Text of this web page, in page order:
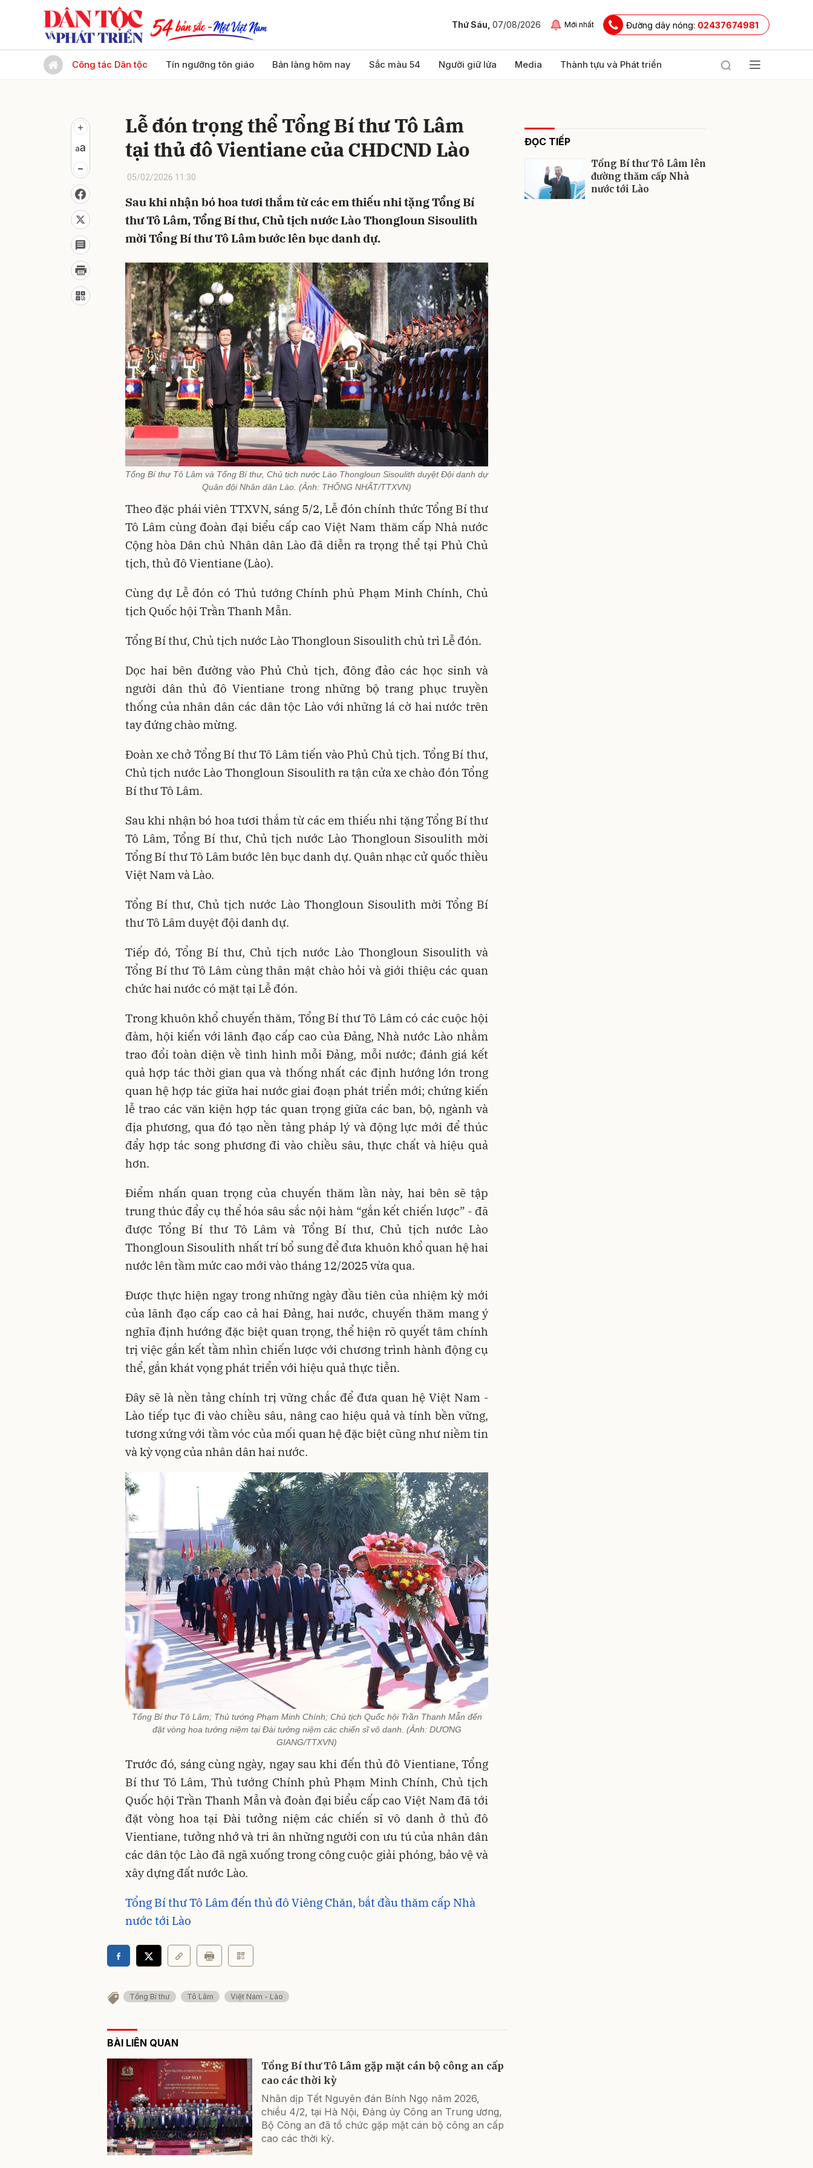
Thứ Sáu, 07/08/2026 Mới nhất Đường dây nóng: 02437674981
Công tác Dân tộc Tín ngưỡng tôn giáo Bản làng hôm nay Sắc màu 54 Người giữ lửa Media Thành tựu và Phát triển
Lễ đón trọng thể Tổng Bí thư Tô Lâm
tại thủ đô Vientiane của CHDCND Lào
05/02/2026 11:30
Sau khi nhận bó hoa tươi thắm từ các em thiếu nhi tặng Tổng Bí
thư Tô Lâm, Tổng Bí thư, Chủ tịch nước Lào Thongloun Sisoulith
mời Tổng Bí thư Tô Lâm bước lên bục danh dự.
Tổng Bí thư Tô Lâm và Tổng Bí thư, Chủ tịch nước Lào Thongloun Sisoulith duyệt Đội danh dự
Quân đội Nhân dân Lào. (Ảnh: THỐNG NHẤT/TTXVN)
Theo đặc phái viên TTXVN, sáng 5/2, Lễ đón chính thức Tổng Bí thư
Tô Lâm cùng đoàn đại biểu cấp cao Việt Nam thăm cấp Nhà nước
Cộng hòa Dân chủ Nhân dân Lào đã diễn ra trọng thể tại Phủ Chủ
tịch, thủ đô Vientiane (Lào).
Cùng dự Lễ đón có Thủ tướng Chính phủ Phạm Minh Chính, Chủ
tịch Quốc hội Trần Thanh Mẫn.
Tổng Bí thư, Chủ tịch nước Lào Thongloun Sisoulith chủ trì Lễ đón.
Dọc hai bên đường vào Phủ Chủ tịch, đông đảo các học sinh và
người dân thủ đô Vientiane trong những bộ trang phục truyền
thống của nhân dân các dân tộc Lào với những lá cờ hai nước trên
tay đứng chào mừng.
Đoàn xe chở Tổng Bí thư Tô Lâm tiến vào Phủ Chủ tịch. Tổng Bí thư,
Chủ tịch nước Lào Thongloun Sisoulith ra tận cửa xe chào đón Tổng
Bí thư Tô Lâm.
Sau khi nhận bó hoa tươi thắm từ các em thiếu nhi tặng Tổng Bí thư
Tô Lâm, Tổng Bí thư, Chủ tịch nước Lào Thongloun Sisoulith mời
Tổng Bí thư Tô Lâm bước lên bục danh dự. Quân nhạc cử quốc thiều
Việt Nam và Lào.
Tổng Bí thư, Chủ tịch nước Lào Thongloun Sisoulith mời Tổng Bí
thư Tô Lâm duyệt đội danh dự.
Tiếp đó, Tổng Bí thư, Chủ tịch nước Lào Thongloun Sisoulith và
Tổng Bí thư Tô Lâm cùng thân mật chào hỏi và giới thiệu các quan
chức hai nước có mặt tại Lễ đón.
Trong khuôn khổ chuyến thăm, Tổng Bí thư Tô Lâm có các cuộc hội
đàm, hội kiến với lãnh đạo cấp cao của Đảng, Nhà nước Lào nhằm
trao đổi toàn diện về tình hình mỗi Đảng, mỗi nước; đánh giá kết
quả hợp tác thời gian qua và thống nhất các định hướng lớn trong
quan hệ hợp tác giữa hai nước giai đoạn phát triển mới; chứng kiến
lễ trao các văn kiện hợp tác quan trọng giữa các ban, bộ, ngành và
địa phương, qua đó tạo nền tảng pháp lý và động lực mới để thúc
đẩy hợp tác song phương đi vào chiều sâu, thực chất và hiệu quả
hơn.
Điểm nhấn quan trọng của chuyến thăm lần này, hai bên sẽ tập
trung thúc đẩy cụ thể hóa sâu sắc nội hàm “gắn kết chiến lược” - đã
được Tổng Bí thư Tô Lâm và Tổng Bí thư, Chủ tịch nước Lào
Thongloun Sisoulith nhất trí bổ sung để đưa khuôn khổ quan hệ hai
nước lên tầm mức cao mới vào tháng 12/2025 vừa qua.
Được thực hiện ngay trong những ngày đầu tiên của nhiệm kỳ mới
của lãnh đạo cấp cao cả hai Đảng, hai nước, chuyến thăm mang ý
nghĩa định hướng đặc biệt quan trọng, thể hiện rõ quyết tâm chính
trị việc gắn kết tầm nhìn chiến lược với chương trình hành động cụ
thể, gắn khát vọng phát triển với hiệu quả thực tiễn.
Đây sẽ là nền tảng chính trị vững chắc để đưa quan hệ Việt Nam -
Lào tiếp tục đi vào chiều sâu, nâng cao hiệu quả và tính bền vững,
tương xứng với tầm vóc của mối quan hệ đặc biệt cũng như niềm tin
và kỳ vọng của nhân dân hai nước.
Tổng Bí thư Tô Lâm; Thủ tướng Phạm Minh Chính; Chủ tịch Quốc hội Trần Thanh Mẫn đến
đặt vòng hoa tưởng niệm tại Đài tưởng niệm các chiến sĩ vô danh. (Ảnh: DƯƠNG
GIANG/TTXVN)
Trước đó, sáng cùng ngày, ngay sau khi đến thủ đô Vientiane, Tổng
Bí thư Tô Lâm, Thủ tướng Chính phủ Phạm Minh Chính, Chủ tịch
Quốc hội Trần Thanh Mẫn và đoàn đại biểu cấp cao Việt Nam đã tới
đặt vòng hoa tại Đài tưởng niệm các chiến sĩ vô danh ở thủ đô
Vientiane, tưởng nhớ và tri ân những người con ưu tú của nhân dân
các dân tộc Lào đã ngã xuống trong công cuộc giải phóng, bảo vệ và
xây dựng đất nước Lào.
Tổng Bí thư Tô Lâm đến thủ đô Viêng Chăn, bắt đầu thăm cấp Nhà
nước tới Lào
Tổng Bí thư Tô Lâm Việt Nam - Lào
BÀI LIÊN QUAN
Tổng Bí thư Tô Lâm gặp mặt cán bộ công an cấp
cao các thời kỳ
Nhân dịp Tết Nguyên đán Bính Ngọ năm 2026,
chiều 4/2, tại Hà Nội, Đảng ủy Công an Trung ương,
Bộ Công an đã tổ chức gặp mặt cán bộ công an cấp
cao các thời kỳ.
ĐỌC TIẾP
Tổng Bí thư Tô Lâm lên
đường thăm cấp Nhà
nước tới Lào
Gửi bình luận
Gửi